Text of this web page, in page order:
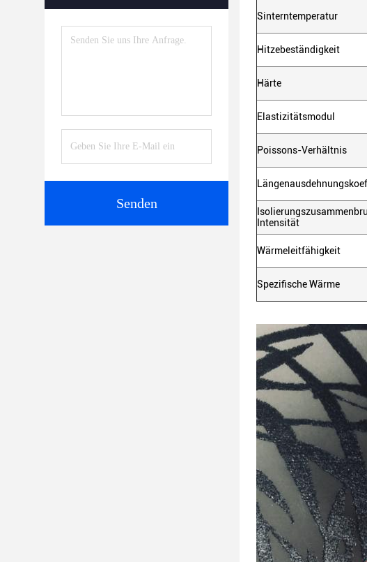
Senden
Sinterntemperatur
Hitzebeständigkeit
Härte
Elastizitätsmodul
Poissons-Verhältnis
Intensität
Wärmeleitfähigkeit
Spezifische Wärme